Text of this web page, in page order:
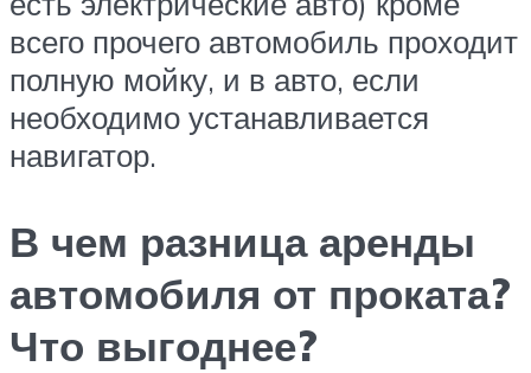
всего прочего автомобиль проходит
полную мойку, и в авто, если
необходимо устанавливается
навигатор.
В чем разница аренды
автомобиля от проката?
Что выгоднее?